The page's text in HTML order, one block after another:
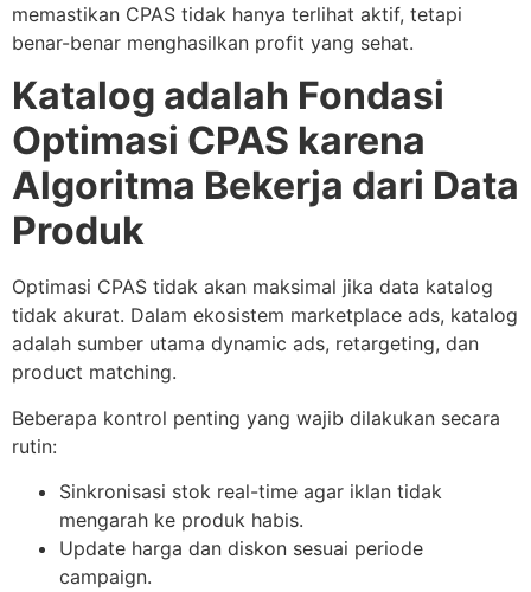
memastikan CPAS tidak hanya terlihat aktif, tetapi
benar-benar menghasilkan profit yang sehat.
Katalog adalah Fondasi
Optimasi CPAS karena
Algoritma Bekerja dari Data
Produk
Optimasi CPAS tidak akan maksimal jika data katalog
tidak akurat. Dalam ekosistem marketplace ads, katalog
adalah sumber utama dynamic ads, retargeting, dan
product matching.
Beberapa kontrol penting yang wajib dilakukan secara
rutin:
Sinkronisasi stok real-time agar iklan tidak
mengarah ke produk habis.
Update harga dan diskon sesuai periode
campaign.